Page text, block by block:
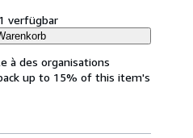
1 verfügbar
à des organisations
back up to 15% of this item's